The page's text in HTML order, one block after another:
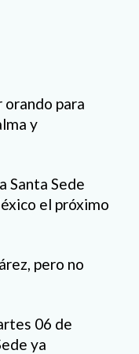
orando para
y
Santa Sede
el próximo
pero no
06 de
ya